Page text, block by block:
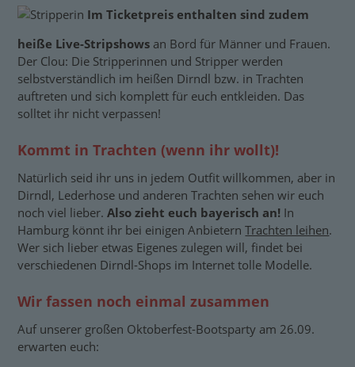
Im Ticketpreis enthalten sind zudem
heiße Live-Stripshows an Bord für Männer und Frauen.
Der Clou: Die Stripperinnen und Stripper werden
selbstverständlich im heißen Dirndl bzw. in Trachten
auftreten und sich komplett für euch entkleiden. Das
solltet ihr nicht verpassen!
Kommt in Trachten (wenn ihr wollt)!
Natürlich seid ihr uns in jedem Outfit willkommen, aber in
Dirndl, Lederhose und anderen Trachten sehen wir euch
noch viel lieber.Also zieht euch bayerisch an! In
Hamburg könnt ihr bei einigen AnbieternTrachten leihen.
Wer sich lieber etwas Eigenes zulegen will, findet bei
verschiedenen Dirndl-Shops im Internet tolle Modelle.
Wir fassen noch einmal zusammen
Auf unserer großen Oktoberfest-Bootsparty am 26.09.
erwarten euch: